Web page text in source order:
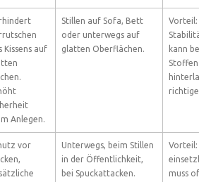
Kissens auf
Anlegen.
Stillen auf Sofa, Bett
oder unterwegs auf
glatten Oberflächen.
Vorteil:
kann
vor
Unterwegs, beim Stillen
in der Öffentlichkeit,
bei Spuckattacken.
Vorteil:
muss